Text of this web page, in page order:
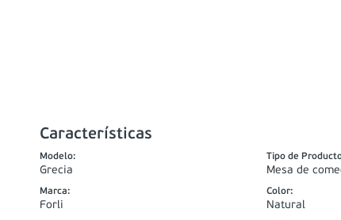
Características
Modelo:
Grecia
Tipo de
Mesa de
Marca:
Forli
Color:
Natural